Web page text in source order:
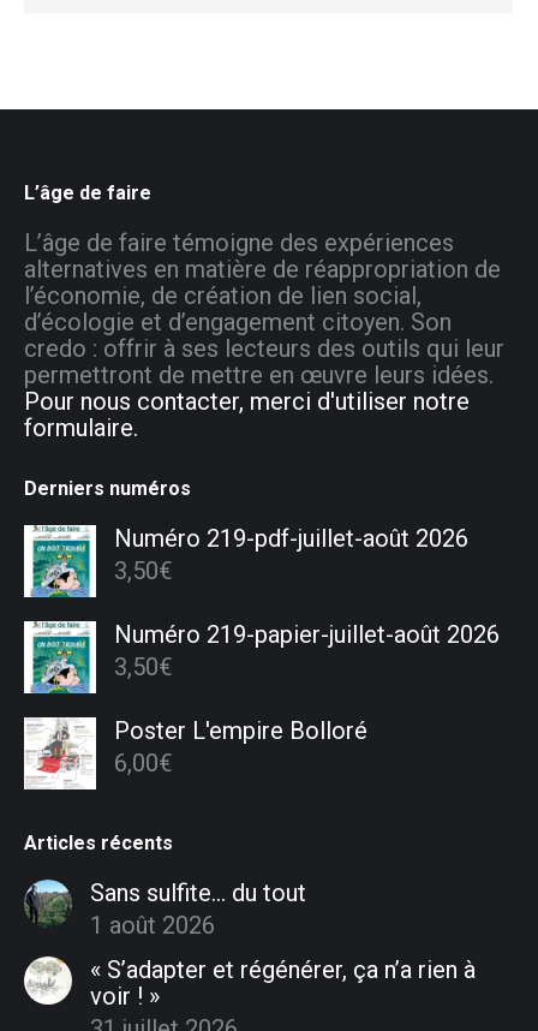
L’âge de faire
L’âge de faire témoigne des expériences
alternatives en matière de réappropriation de
l’économie, de création de lien social,
d’écologie et d’engagement citoyen. Son
credo : offrir à ses lecteurs des outils qui leur
permettront de mettre en œuvre leurs idées.
Pour nous contacter, merci d'utiliser notre
formulaire.
Derniers numéros
Numéro 219-pdf-juillet-août 2026
3,50€
Numéro 219-papier-juillet-août 2026
3,50€
Poster L'empire Bolloré
6,00€
Articles récents
Sans sulfite… du tout
1 août 2026
« S’adapter et régénérer, ça n’a rien à
voir ! »